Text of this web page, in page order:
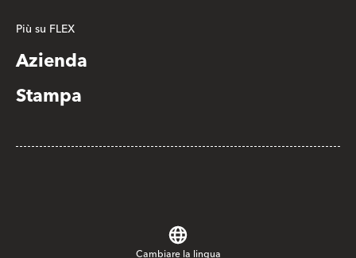
Più su FLEX
Azienda
Stampa